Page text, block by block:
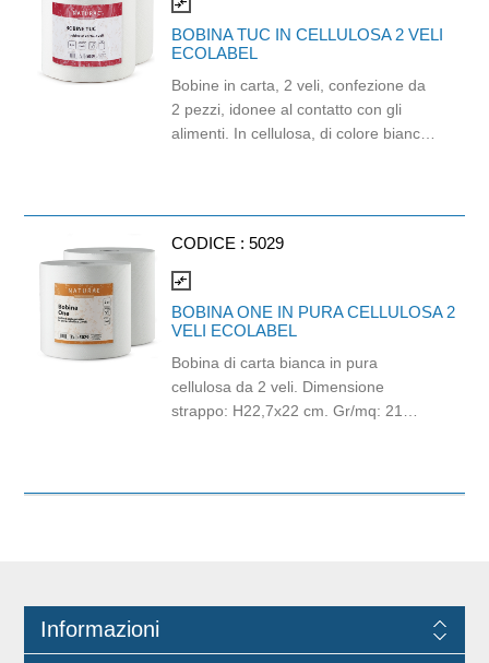
40ml.
BOBINA TUC IN CELLULOSA 2 VELI
ECOLABEL
Bobine in carta, 2 veli, confezione da
2 pezzi, idonee al contatto con gli
alimenti. In cellulosa, di colore bianco
CODICE : 5029
compare_arrows
BOBINA ONE IN PURA CELLULOSA 2
VELI ECOLABEL
Bobina di carta bianca in pura
cellulosa da 2 veli. Dimensione
strappo: H22,7x22 cm. Gr/mq: 21
Informazioni